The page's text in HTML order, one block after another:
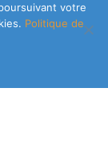
votre
Politique de